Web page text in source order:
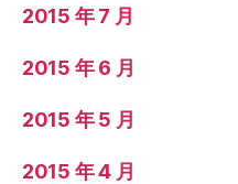
2015 年 7 月
2015 年 6 月
2015 年 5 月
2015 年 4 月